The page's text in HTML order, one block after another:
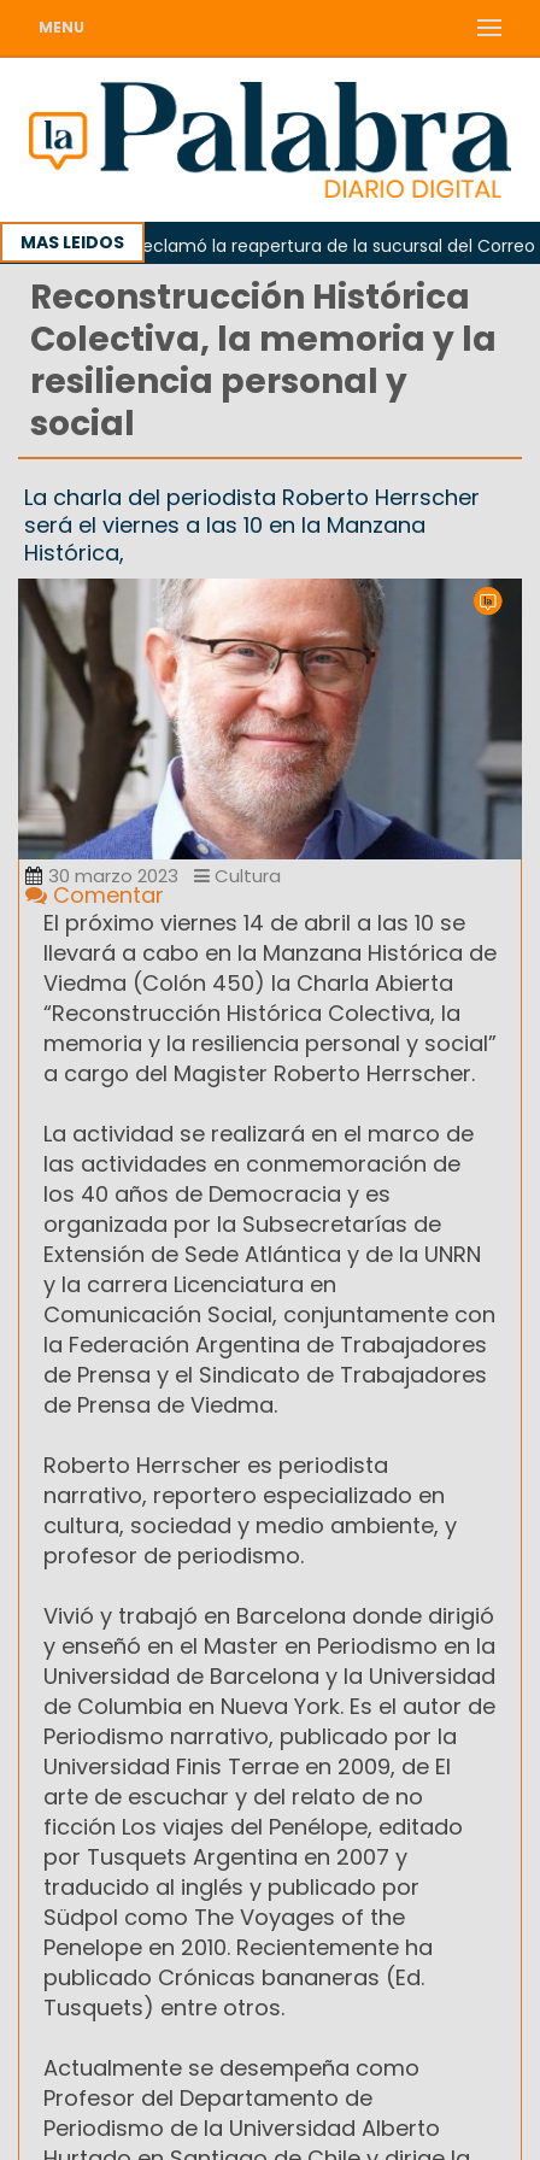
MENU
MAS LEIDOS
Odarda reclamó la reapertura de la sucursal del Correo
Reconstrucción Histórica
Colectiva, la memoria y la
resiliencia personal y
social
La charla del periodista Roberto Herrscher
será el viernes a las 10 en la Manzana
Histórica,
30 marzo 2023 Cultura
Comentar
El próximo viernes 14 de abril a las 10 se
llevará a cabo en la Manzana Histórica de
Viedma (Colón 450) la Charla Abierta
“Reconstrucción Histórica Colectiva, la
memoria y la resiliencia personal y social”
a cargo del Magister Roberto Herrscher.
La actividad se realizará en el marco de
las actividades en conmemoración de
los 40 años de Democracia y es
organizada por la Subsecretarías de
Extensión de Sede Atlántica y de la UNRN
y la carrera Licenciatura en
Comunicación Social, conjuntamente con
la Federación Argentina de Trabajadores
de Prensa y el Sindicato de Trabajadores
de Prensa de Viedma.
Roberto Herrscher es periodista
narrativo, reportero especializado en
cultura, sociedad y medio ambiente, y
profesor de periodismo.
Vivió y trabajó en Barcelona donde dirigió
y enseñó en el Master en Periodismo en la
Universidad de Barcelona y la Universidad
de Columbia en Nueva York. Es el autor de
Periodismo narrativo, publicado por la
Universidad Finis Terrae en 2009, de El
arte de escuchar y del relato de no
ficción Los viajes del Penélope, editado
por Tusquets Argentina en 2007 y
traducido al inglés y publicado por
Südpol como The Voyages of the
Penelope en 2010. Recientemente ha
publicado Crónicas bananeras (Ed.
Tusquets) entre otros.
Actualmente se desempeña como
Profesor del Departamento de
Periodismo de la Universidad Alberto